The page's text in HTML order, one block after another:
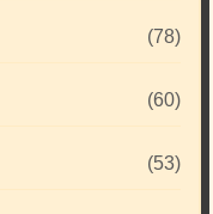
(78)
(60)
(53)